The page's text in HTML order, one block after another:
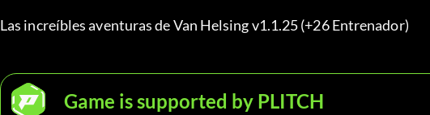
Las increíbles aventuras de Van Helsing v1.1.25 (+26 Entrenador)
Game is supported by PLITCH